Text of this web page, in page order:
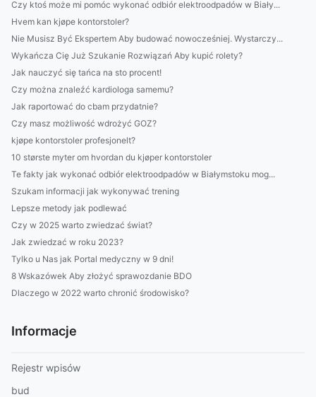
Czy ktoś może mi pomóc wykonać odbiór elektroodpadów w Biały...
Hvem kan kjøpe kontorstoler?
Nie Musisz Być Ekspertem Aby budować nowocześniej. Wystarczy...
Wykańcza Cię Już Szukanie Rozwiązań Aby kupić rolety?
Jak nauczyć się tańca na sto procent!
Czy można znaleźć kardiologa samemu?
Jak raportować do cbam przydatnie?
Czy masz możliwość wdrożyć GOZ?
kjøpe kontorstoler profesjonelt?
10 største myter om hvordan du kjøper kontorstoler
Te fakty jak wykonać odbiór elektroodpadów w Białymstoku mog...
Szukam informacji jak wykonywać trening
Lepsze metody jak podlewać
Czy w 2025 warto zwiedzać świat?
Jak zwiedzać w roku 2023?
Tylko u Nas jak Portal medyczny w 9 dni!
8 Wskazówek Aby złożyć sprawozdanie BDO
Dlaczego w 2022 warto chronić środowisko?
Informacje
Rejestr wpisów
bud